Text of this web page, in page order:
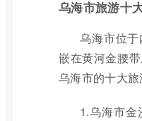
乌海市旅游十
乌海市位
嵌在黄河金腰
乌海市的十大旅
1.乌海市金